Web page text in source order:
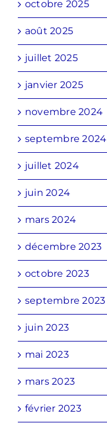
octobre 2025
août 2025
juillet 2025
janvier 2025
novembre 2024
septembre 2024
juillet 2024
juin 2024
mars 2024
décembre 2023
octobre 2023
septembre 2023
juin 2023
mai 2023
mars 2023
février 2023